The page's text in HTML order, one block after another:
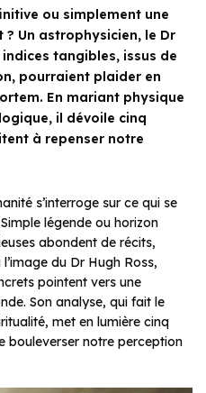
ou simplement une
Un astrophysicien, le Dr
tangibles, issus de
pourraient plaider en
En mariant physique
il dévoile cinq
à repenser notre
s’interroge sur ce qui se
légende ou horizon
abondent de récits,
du Dr Hugh Ross,
pointent vers une
Son analyse, qui fait le
met en lumière cinq
bouleverser notre perception